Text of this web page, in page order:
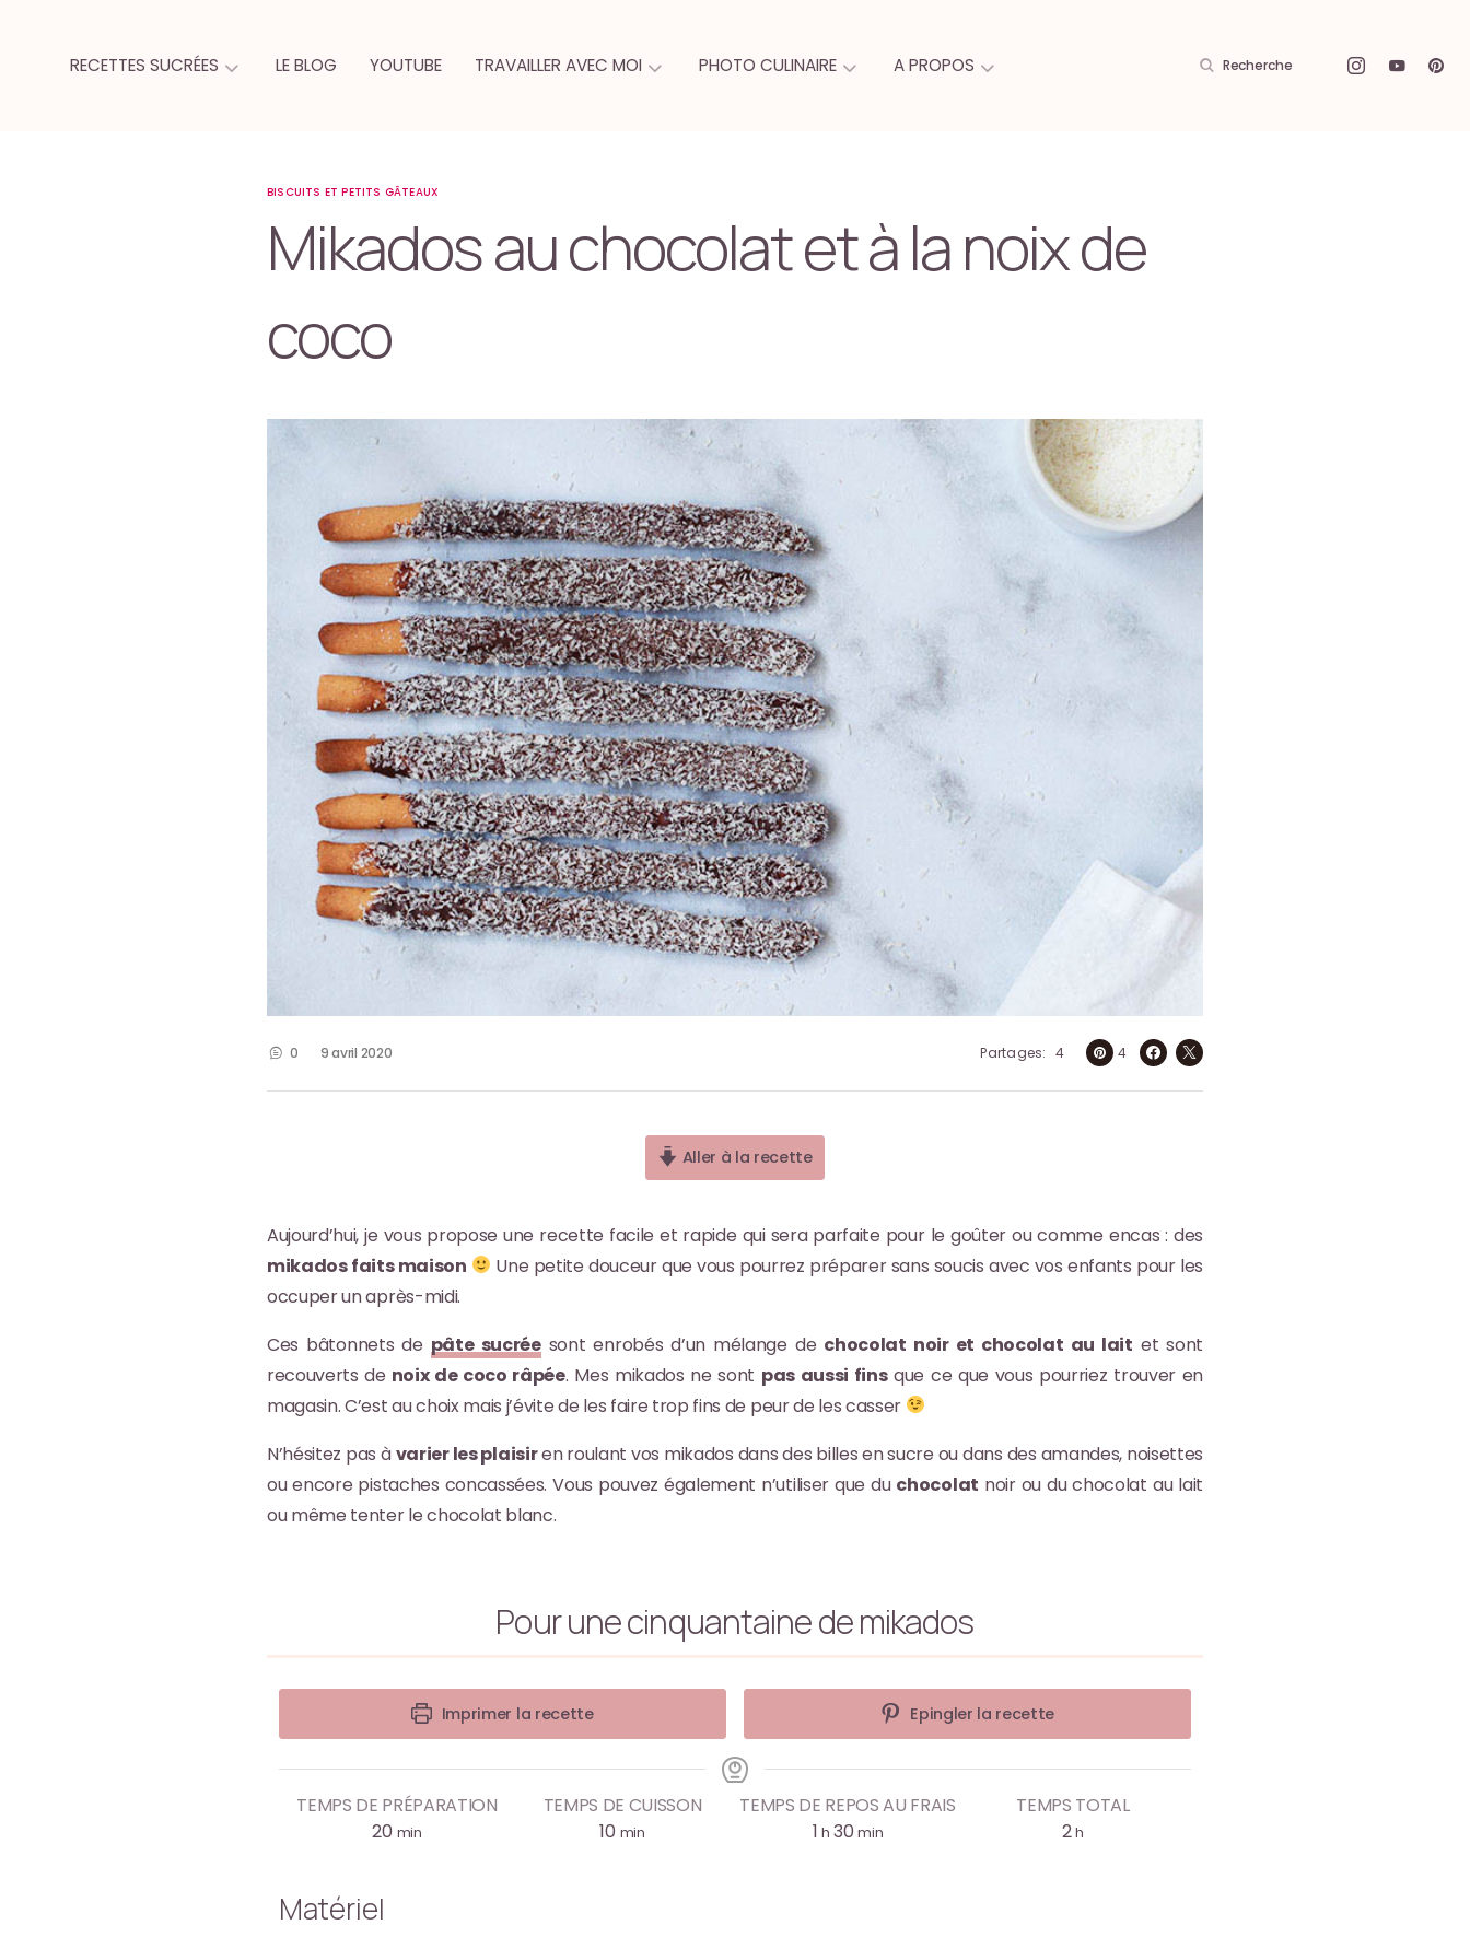
RECETTES SUCRÉES LE BLOG YOUTUBE TRAVAILLER AVEC MOI PHOTO CULINAIRE A PROPOS Recherche
BISCUITS ET PETITS GÂTEAUX
Mikados au chocolat et à la noix de
coco
0 9 avril 2020 4
Partages 4
Aller à la recette
Aujourd’hui, je vous propose une recette facile et rapide qui sera parfaite pour le goûter ou comme encas : des
mikados faits maison
Une petite douceur que vous pourrez préparer sans soucis avec vos enfants pour les
occuper un après-midi.
Ces bâtonnets de pâte sucréesont enrobés d’un mélange de chocolat noir et chocolat au lait et sont
recouverts de noix de coco râpée. Mes mikados ne sont pas aussi finsque ce que vous pourriez trouver en
magasin. C’est au choix mais j’évite de les faire trop fins de peur de les casser
N’hésitez pas àvarier les plaisiren roulant vos mikados dans des billes en sucre ou dans des amandes, noisettes
ou encore pistaches concassées. Vous pouvez également n’utiliser que du chocolat noir ou du chocolat au lait
ou même tenter le chocolat blanc.
Pour une cinquantaine de mikados
Imprimer la recette Epingler la recette
TEMPS DE PRÉPARATION
20 min
TEMPS DE CUISSON
10 min
TEMPS DE REPOS AU FRAIS
1 h 30 min
TEMPS TOTAL
2 h
Matériel